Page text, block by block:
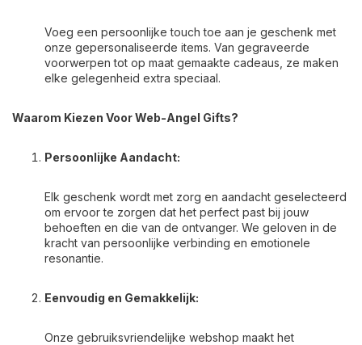
Voeg een persoonlijke touch toe aan je geschenk met
onze gepersonaliseerde items. Van gegraveerde
voorwerpen tot op maat gemaakte cadeaus, ze maken
elke gelegenheid extra speciaal.
Waarom Kiezen Voor Web-Angel Gifts?
Persoonlijke Aandacht:
Elk geschenk wordt met zorg en aandacht geselecteerd
om ervoor te zorgen dat het perfect past bij jouw
behoeften en die van de ontvanger. We geloven in de
kracht van persoonlijke verbinding en emotionele
resonantie.
Eenvoudig en Gemakkelijk:
Onze gebruiksvriendelijke webshop maakt het